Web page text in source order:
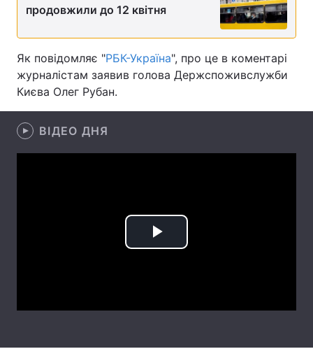
Зброя
Здоров'я Туризм
Цікавинки Погода
Лонгріди
продовжили до 12 квітня
Як повідомляє "РБК-Україна", про це в коментарі
журналістам заявив голова Держспоживслужби
Києва Олег Рубан.
ВІДЕО ДНЯ
Play